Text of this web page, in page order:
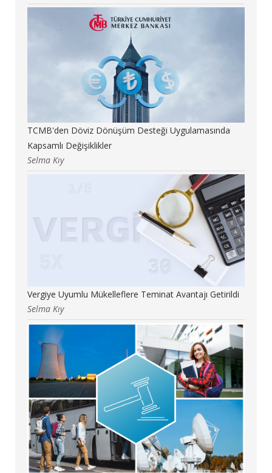
TCMB'den Döviz Dönüşüm Desteği Uygulamasında
Kapsamlı Değişiklikler
Selma Kıy
Vergiye Uyumlu Mükelleflere Teminat Avantajı Getirildi
Selma Kıy